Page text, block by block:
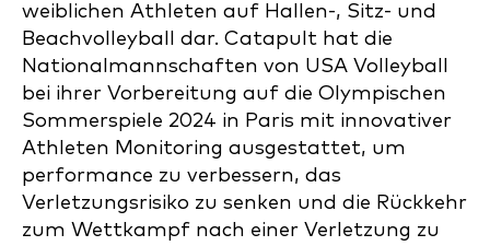
weiblichen Athleten auf Hallen-, Sitz- und
Beachvolleyball dar. Catapult hat die
Nationalmannschaften von USA Volleyball
bei ihrer Vorbereitung auf die Olympischen
Sommerspiele 2024 in Paris mit innovativer
Athleten Monitoring ausgestattet, um
performance zu verbessern, das
Verletzungsrisiko zu senken und die Rückkehr
zum Wettkampf nach einer Verletzung zu